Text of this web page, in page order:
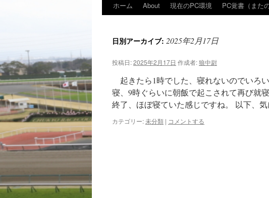
ホーム About 現在のPC環境 PC覚書（また
日別アーカイブ: 2025年2月17日
投稿日:2025年2月17日 作成者:狼中尉
起きたら1時でした、寝れないのでいろ
寝、9時ぐらいに朝飯で起こされて再び就
終了、ほぼ寝ていた感じですね。 以下
カテゴリー:未分類 | コメントする